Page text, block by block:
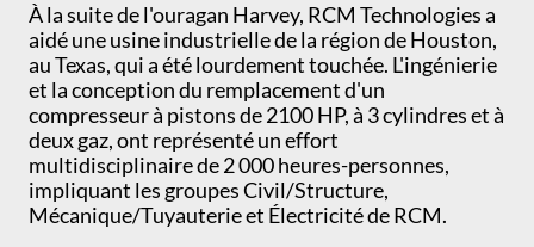
À la suite de l'ouragan Harvey, RCM Technologies a
aidé une usine industrielle de la région de Houston,
au Texas, qui a été lourdement touchée. L'ingénierie
et la conception du remplacement d'un
compresseur à pistons de 2100 HP, à 3 cylindres et à
deux gaz, ont représenté un effort
multidisciplinaire de 2 000 heures-personnes,
impliquant les groupes Civil/Structure,
Mécanique/Tuyauterie et Électricité de RCM.